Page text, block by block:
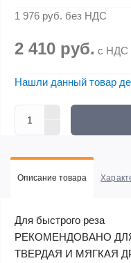
1 976 руб. без НДС
2 410 руб. с НДС
Нашли данный товар
Описание товара
Для быстрого реза
РЕКОМЕНДОВАНО
ТВЕРДАЯ И МЯГКАЯ